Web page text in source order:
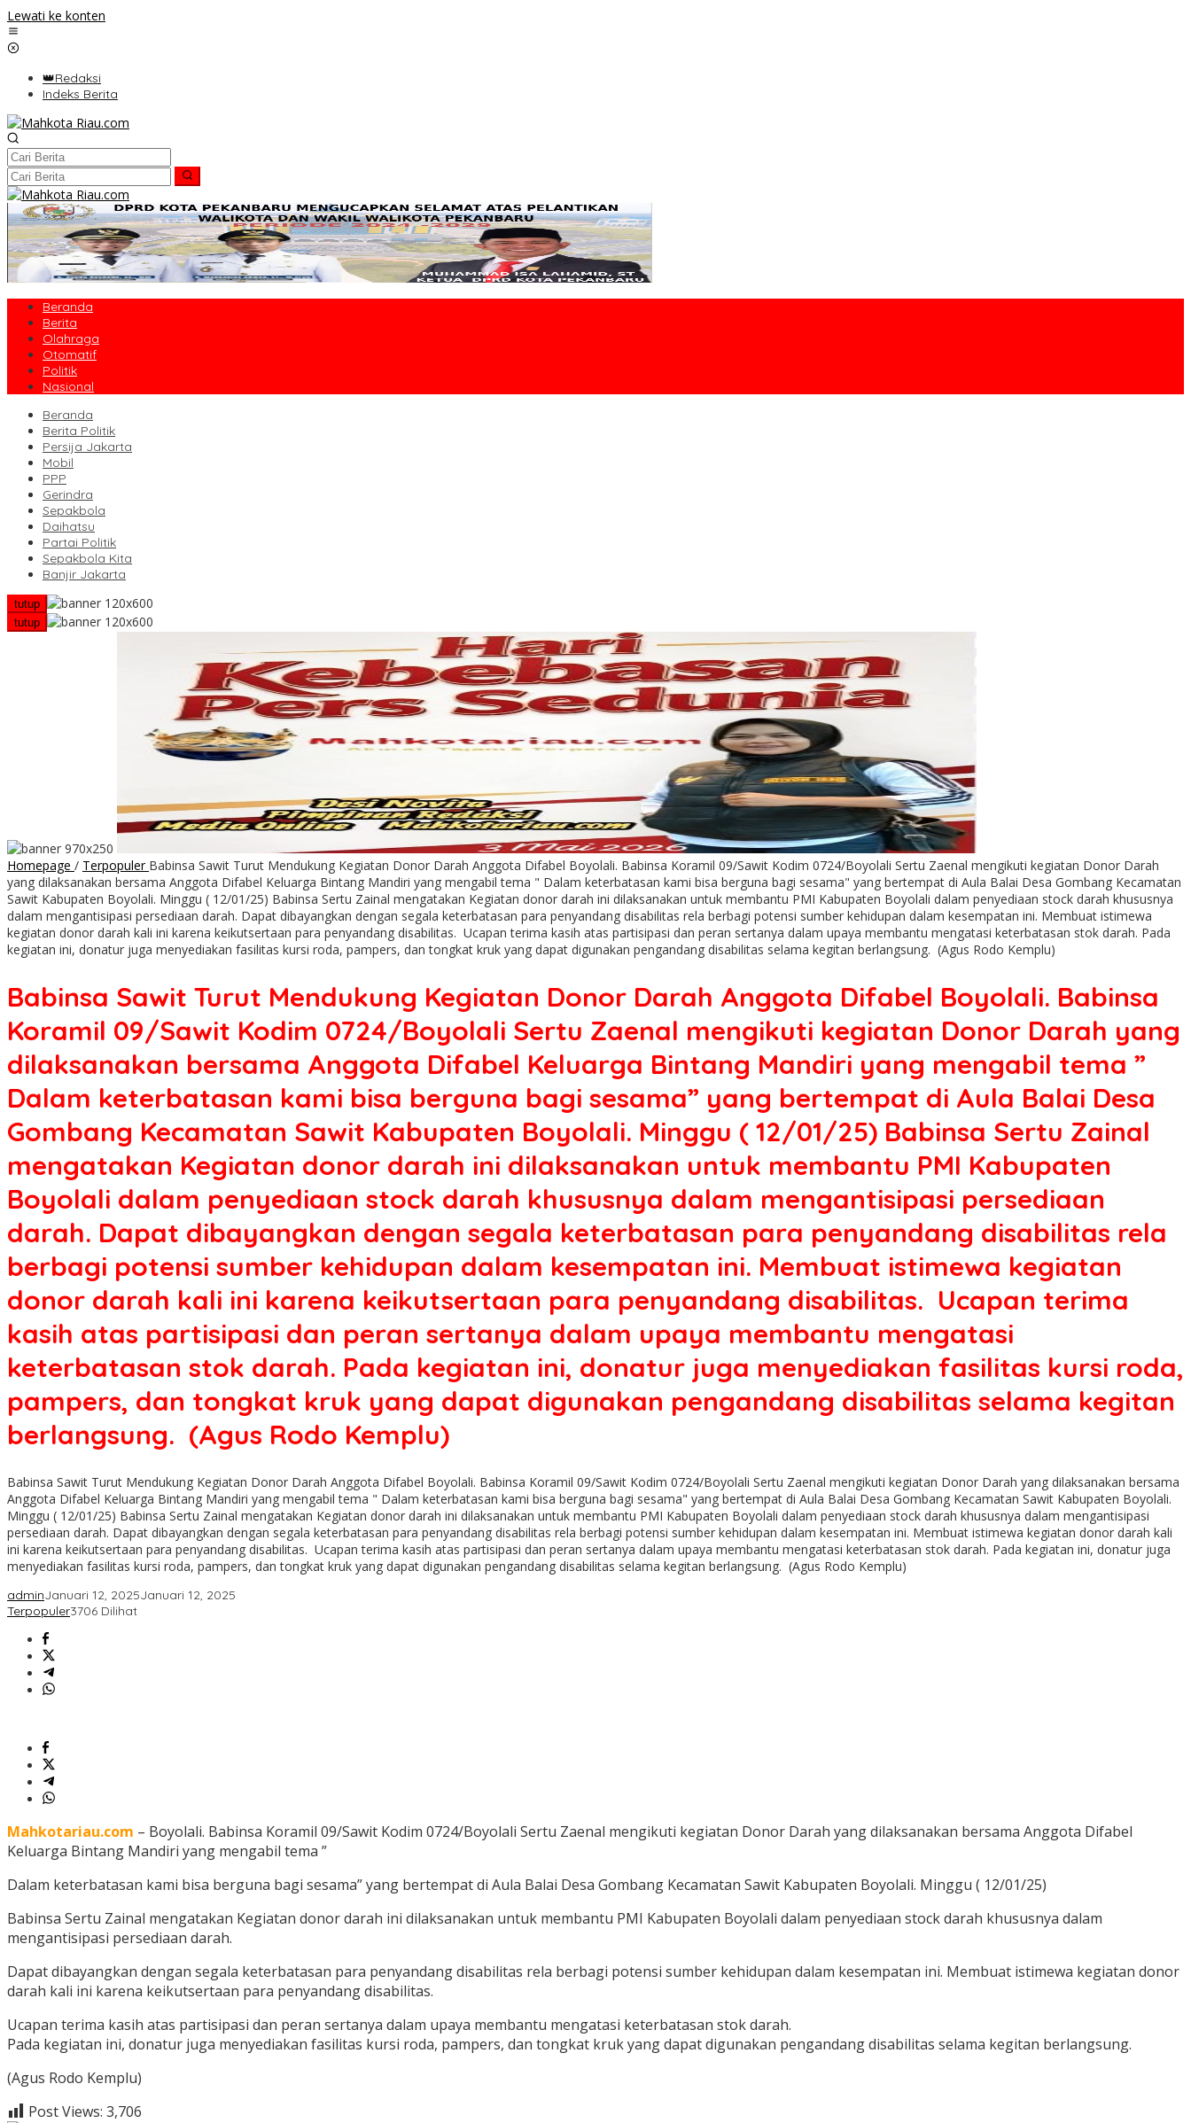
Lewati ke konten
👑Redaksi
Indeks Berita
Beranda
Berita
Olahraga
Otomatif
Politik
Nasional
Beranda
Berita Politik
Persija Jakarta
Mobil
PPP
Gerindra
Sepakbola
Daihatsu
Partai Politik
Sepakbola Kita
Banjir Jakarta
tutup
tutup
Homepage / Terpopuler Babinsa Sawit Turut Mendukung Kegiatan Donor Darah Anggota Difabel Boyolali. Babinsa Koramil 09/Sawit Kodim 0724/Boyolali Sertu Zaenal mengikuti kegiatan Donor Darah
yang dilaksanakan bersama Anggota Difabel Keluarga Bintang Mandiri yang mengabil tema " Dalam keterbatasan kami bisa berguna bagi sesama" yang bertempat di Aula Balai Desa Gombang Kecamatan
Sawit Kabupaten Boyolali. Minggu ( 12/01/25) Babinsa Sertu Zainal mengatakan Kegiatan donor darah ini dilaksanakan untuk membantu PMI Kabupaten Boyolali dalam penyediaan stock darah khususnya
dalam mengantisipasi persediaan darah. Dapat dibayangkan dengan segala keterbatasan para penyandang disabilitas rela berbagi potensi sumber kehidupan dalam kesempatan ini. Membuat istimewa
kegiatan donor darah kali ini karena keikutsertaan para penyandang disabilitas. Ucapan terima kasih atas partisipasi dan peran sertanya dalam upaya membantu mengatasi keterbatasan stok darah. Pada
kegiatan ini, donatur juga menyediakan fasilitas kursi roda, pampers, dan tongkat kruk yang dapat digunakan pengandang disabilitas selama kegitan berlangsung. (Agus Rodo Kemplu)
Babinsa Sawit Turut Mendukung Kegiatan Donor Darah Anggota Difabel Boyolali. Babinsa
Koramil 09/Sawit Kodim 0724/Boyolali Sertu Zaenal mengikuti kegiatan Donor Darah yang
dilaksanakan bersama Anggota Difabel Keluarga Bintang Mandiri yang mengabil tema ”
Dalam keterbatasan kami bisa berguna bagi sesama” yang bertempat di Aula Balai Desa
Gombang Kecamatan Sawit Kabupaten Boyolali. Minggu ( 12/01/25) Babinsa Sertu Zainal
mengatakan Kegiatan donor darah ini dilaksanakan untuk membantu PMI Kabupaten
Boyolali dalam penyediaan stock darah khususnya dalam mengantisipasi persediaan
darah. Dapat dibayangkan dengan segala keterbatasan para penyandang disabilitas rela
berbagi potensi sumber kehidupan dalam kesempatan ini. Membuat istimewa kegiatan
donor darah kali ini karena keikutsertaan para penyandang disabilitas. Ucapan terima
kasih atas partisipasi dan peran sertanya dalam upaya membantu mengatasi
keterbatasan stok darah. Pada kegiatan ini, donatur juga menyediakan fasilitas kursi roda,
pampers, dan tongkat kruk yang dapat digunakan pengandang disabilitas selama kegitan
berlangsung. (Agus Rodo Kemplu)
Babinsa Sawit Turut Mendukung Kegiatan Donor Darah Anggota Difabel Boyolali. Babinsa Koramil 09/Sawit Kodim 0724/Boyolali Sertu Zaenal mengikuti kegiatan Donor Darah yang dilaksanakan bersama
Anggota Difabel Keluarga Bintang Mandiri yang mengabil tema " Dalam keterbatasan kami bisa berguna bagi sesama" yang bertempat di Aula Balai Desa Gombang Kecamatan Sawit Kabupaten Boyolali.
Minggu ( 12/01/25) Babinsa Sertu Zainal mengatakan Kegiatan donor darah ini dilaksanakan untuk membantu PMI Kabupaten Boyolali dalam penyediaan stock darah khususnya dalam mengantisipasi
persediaan darah. Dapat dibayangkan dengan segala keterbatasan para penyandang disabilitas rela berbagi potensi sumber kehidupan dalam kesempatan ini. Membuat istimewa kegiatan donor darah kali
ini karena keikutsertaan para penyandang disabilitas. Ucapan terima kasih atas partisipasi dan peran sertanya dalam upaya membantu mengatasi keterbatasan stok darah. Pada kegiatan ini, donatur juga
menyediakan fasilitas kursi roda, pampers, dan tongkat kruk yang dapat digunakan pengandang disabilitas selama kegitan berlangsung. (Agus Rodo Kemplu)
adminJanuari 12, 2025Januari 12, 2025
Terpopuler3706 Dilihat
Mahkotariau.com – Boyolali. Babinsa Koramil 09/Sawit Kodim 0724/Boyolali Sertu Zaenal mengikuti kegiatan Donor Darah yang dilaksanakan bersama Anggota Difabel
Keluarga Bintang Mandiri yang mengabil tema ”
Dalam keterbatasan kami bisa berguna bagi sesama” yang bertempat di Aula Balai Desa Gombang Kecamatan Sawit Kabupaten Boyolali. Minggu ( 12/01/25)
Babinsa Sertu Zainal mengatakan Kegiatan donor darah ini dilaksanakan untuk membantu PMI Kabupaten Boyolali dalam penyediaan stock darah khususnya dalam
mengantisipasi persediaan darah.
Dapat dibayangkan dengan segala keterbatasan para penyandang disabilitas rela berbagi potensi sumber kehidupan dalam kesempatan ini. Membuat istimewa kegiatan donor
darah kali ini karena keikutsertaan para penyandang disabilitas.
Ucapan terima kasih atas partisipasi dan peran sertanya dalam upaya membantu mengatasi keterbatasan stok darah.
Pada kegiatan ini, donatur juga menyediakan fasilitas kursi roda, pampers, dan tongkat kruk yang dapat digunakan pengandang disabilitas selama kegitan berlangsung.
(Agus Rodo Kemplu)
Post Views: 3,706